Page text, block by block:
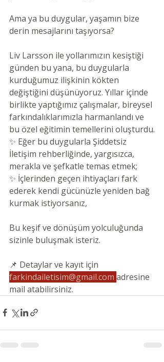
Ama ya bu duygular, yaşamın bize
derin mesajlarını taşıyorsa?
Liv Larsson ile yollarımızın kesiştiği
günden bu yana, bu duygularla
kurduğumuz ilişkinin kökten
değiştiğini düşünüyoruz. Yıllar içinde
birlikte yaptığımız çalışmalar, bireysel
farkındalıklarımızla harmanlandı ve
bu özel eğitimin temellerini oluşturdu.
✨ Eğer bu duygularla Şiddetsiz
İletişim rehberliğinde, yargısızca,
merakla ve şefkatle temas etmek;
✨ İçlerinden geçen ihtiyaçları fark
ederek kendi gücünüzle yeniden bağ
kurmak istiyorsanız,
Bu keşif ve dönüşüm yolculuğunda
sizinle buluşmak isteriz.
📌 Detaylar ve kayıt için
farkindailetisim@gmail.com adresine
mail atabilirsiniz.